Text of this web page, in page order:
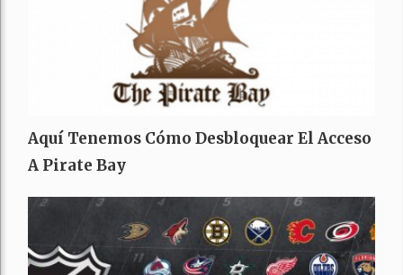
Aquí Tenemos Cómo Desbloquear El Acceso
A Pirate Bay